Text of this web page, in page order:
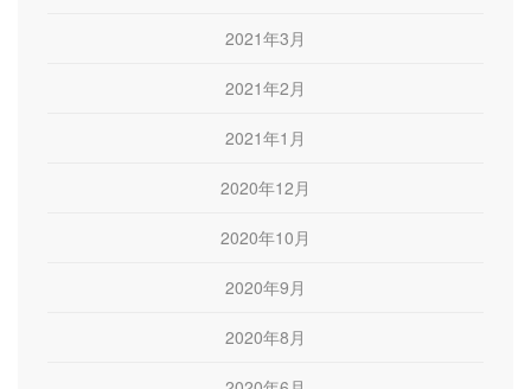
2021年3月
2021年2月
2021年1月
2020年12月
2020年10月
2020年9月
2020年8月